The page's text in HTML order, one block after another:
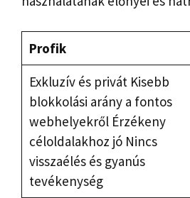
Profik
Exkluzív és privát Kisebb
blokkolási arány a fontos
webhelyekről Érzékeny
céloldalakhoz jó Nincs
visszaélés és gyanús
tevékenység